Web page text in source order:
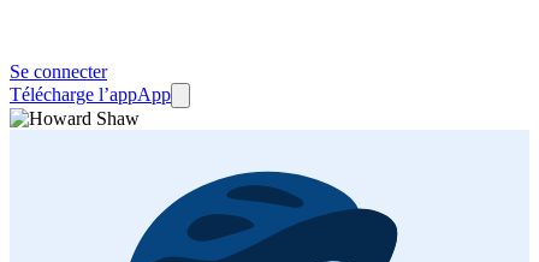
Se connecter
Télécharge l’appApp